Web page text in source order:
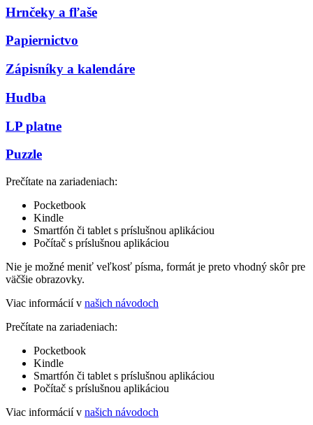
Hrnčeky a fľaše
Papiernictvo
Zápisníky a kalendáre
Hudba
LP platne
Puzzle
Prečítate na zariadeniach:
Pocketbook
Kindle
Smartfón či tablet s príslušnou aplikáciou
Počítač s príslušnou aplikáciou
Nie je možné meniť veľkosť písma, formát je preto vhodný skôr pre
väčšie obrazovky.
Viac informácií v našich návodoch
Prečítate na zariadeniach:
Pocketbook
Kindle
Smartfón či tablet s príslušnou aplikáciou
Počítač s príslušnou aplikáciou
Viac informácií v našich návodoch